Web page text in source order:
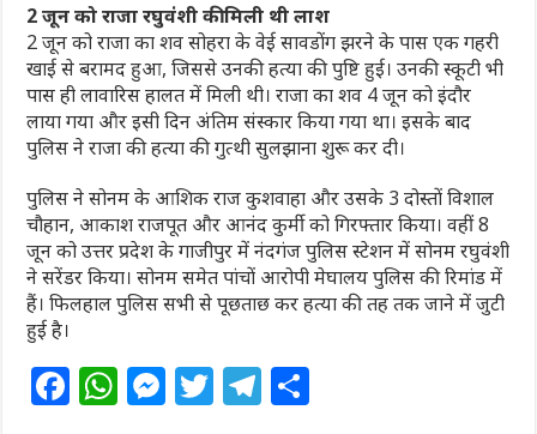
2 जून को राजा रघुवंशी की मिली थी लाश
2 जून को राजा का शव सोहरा के वेई सावडोंग झरने के पास एक गहरी
खाई से बरामद हुआ, जिससे उनकी हत्या की पुष्टि हुई। उनकी स्कूटी भी
पास ही लावारिस हालत में मिली थी। राजा का शव 4 जून को इंदौर
लाया गया और इसी दिन अंतिम संस्कार किया गया था। इसके बाद
पुलिस ने राजा की हत्या की गुत्थी सुलझाना शुरू कर दी।
पुलिस ने सोनम के आशिक राज कुशवाहा और उसके 3 दोस्तों विशाल
चौहान, आकाश राजपूत और आनंद कुर्मी को गिरफ्तार किया। वहीं 8
जून को उत्तर प्रदेश के गाजीपुर में नंदगंज पुलिस स्टेशन में सोनम रघुवंशी
ने सरेंडर किया। सोनम समेत पांचों आरोपी मेघालय पुलिस की रिमांड में
हैं। फिलहाल पुलिस सभी से पूछताछ कर हत्या की तह तक जाने में जुटी
हुई है।
F W M T T